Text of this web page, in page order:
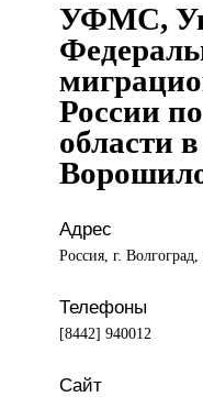
УФМС,
России
области в
Адрес
Россия, г.
Телефоны
[8442] 940012
Сайт